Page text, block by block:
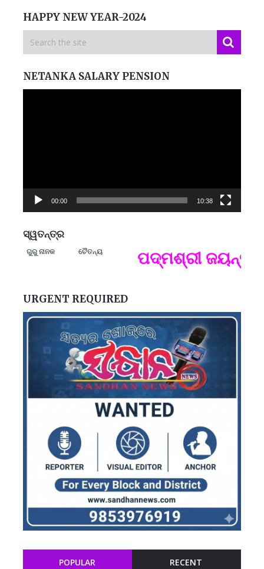
HAPPY NEW YEAR-2024
NETANKA SALARY PENSION
00:00 10:38
ସ୍ୱତନ୍ତ୍ର
ଗୁରୁ ନାନକ ଚୈତନ୍ୟ ପଦ୍ମଶ୍ରୀ ଜୟନ୍ତ
URGENT REQUIRED
POPULAR RECENT